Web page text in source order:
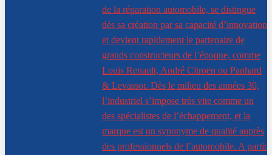
de la réparation automobile, se distingue
dès sa création par sa capacité d’innovation
et devient rapidement le partenaire de
grands constructeurs de l’époque, comme
Louis Renault, André Citroën ou Panhard
& Levassor. Dès le milieu des années 30,
l’industriel s’impose très vite comme un
des spécialistes de l’échappement, et la
marque est un synonyme de qualité auprès
des professionnels de l’automobile. A partir